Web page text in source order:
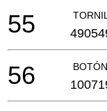
55
56